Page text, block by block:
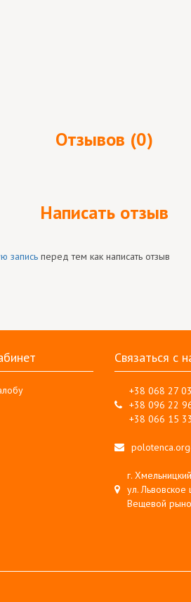
Отзывов (0)
Написать отзыв
запись перед тем как написать отзыв
Связаться с
+38 068 27
+38 096 22
+38 066 15
г.
ул. Львовское
Вещевой